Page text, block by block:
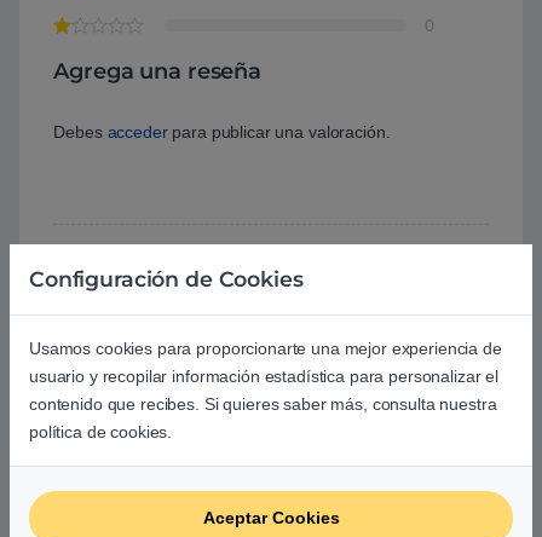
0
Agrega una reseña
Debes accederpara publicar una valoración.
Preguntas y respuestas de los
usuarios sobre este producto
Configuración de Cookies
Usamos cookies para proporcionarte una mejor experiencia de
usuario y recopilar información estadística para personalizar el
contenido que recibes. Si quieres saber más, consulta nuestra
política de cookies.
Aceptar Cookies